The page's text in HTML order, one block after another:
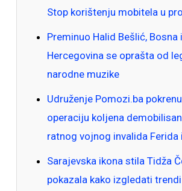
Stop korištenju mobitela u
Preminuo Halid Bešlić, Bosna i
Hercegovina se oprašta od
narodne muzike
Udruženje Pomozi.ba
operaciju koljena
ratnog vojnog invalida Ferida
Sarajevska ikona stila Tidža
pokazala kako izgledati